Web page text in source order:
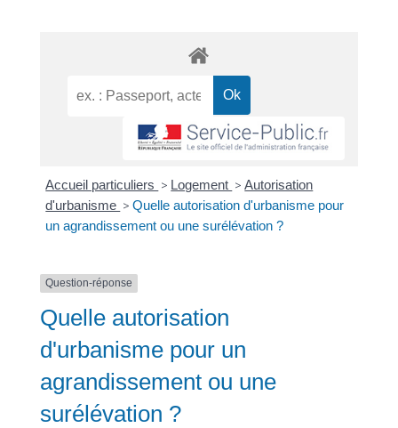
Accueil particuliers > Logement > Autorisation
d'urbanisme > Quelle autorisation d'urbanisme pour
un agrandissement ou une surélévation ?
Question-réponse
Quelle autorisation
d'urbanisme pour un
agrandissement ou une
surélévation ?